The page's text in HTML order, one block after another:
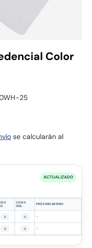
Color
25
se calcularán al
ACTUALIZADO
CEDIS
GDL
PRÓXIMO ARRIBO
0 0 —
0 0 —